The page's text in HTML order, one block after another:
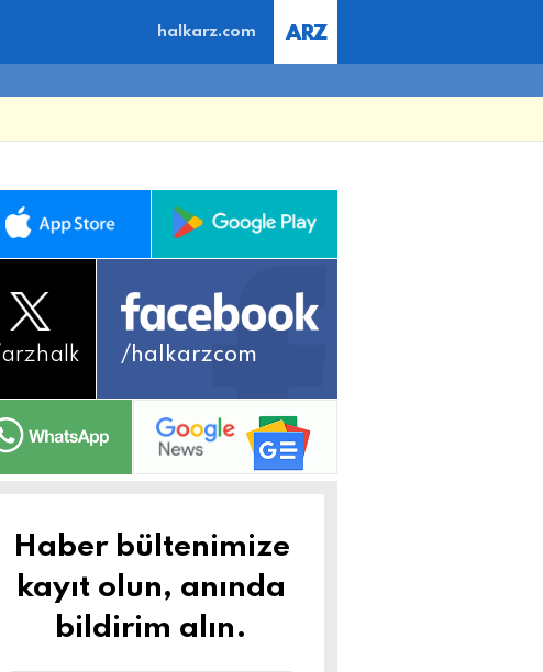
halkarz.com
arzhalk /halkarzcom
Haber bültenimize
kayıt olun, anında
bildirim alın.